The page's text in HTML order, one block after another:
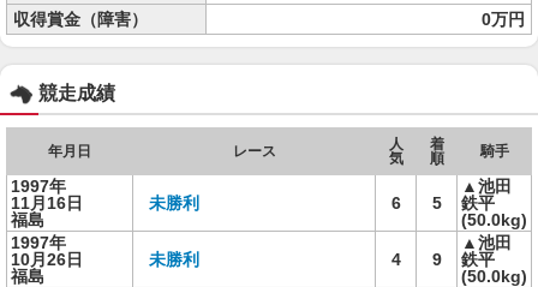
収得賞金（障害）
0万円
競走成績
年月日 レース
人
気
着
順
騎手
1997年
11月16日
福島
未勝利 6 5
▲池田
鉄平
(50.0kg)
1997年
10月26日
福島
未勝利 4 9
▲池田
鉄平
(50.0kg)